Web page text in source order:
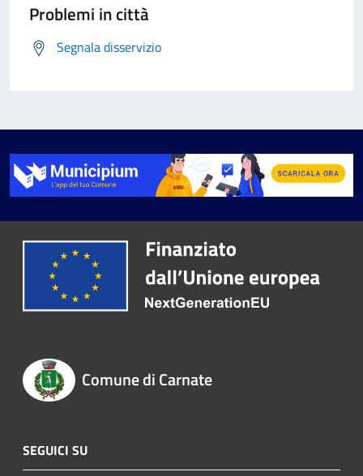
Problemi in città
Segnala disservizio
Comune di Carnate
SEGUICI SU